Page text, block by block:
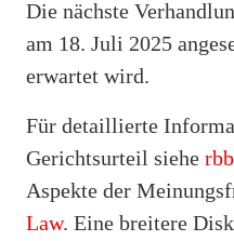
Die nächste
am 18. Juli 2025
erwartet wird.
Für detaillierte
Gerichtsurteil siehe
Aspekte der
Law. Eine breitere